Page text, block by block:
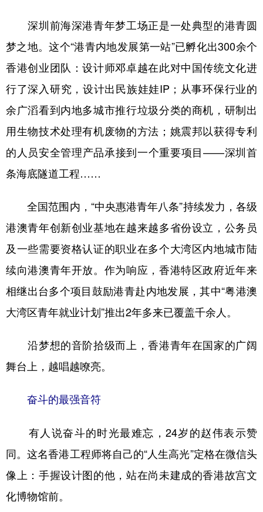
深圳前海深港青年梦工场正是一处典型的港青圆
梦之地。这个“港青内地发展第一站”已孵化出300余个
香港创业团队：设计师邓卓越在此对中国传统文化进
行了深入研究，设计出民族娃娃IP；从事环保行业的
余广滔看到内地多城市推行垃圾分类的商机，研制出
用生物技术处理有机废物的方法；姚震邦以获得专利
的人员安全管理产品承接到一个重要项目——深圳首
条海底隧道工程……
全国范围内，“中央惠港青年八条”持续发力，各级
港澳青年创新创业基地在越来越多省份设立，公务员
及一些需要资格认证的职业在多个大湾区内地城市陆
续向港澳青年开放。作为响应，香港特区政府近年来
相继出台多个项目鼓励港青赴内地发展，其中“粤港澳
大湾区青年就业计划”推出2年多来已覆盖千余人。
沿梦想的音阶拾级而上，香港青年在国家的广阔
舞台上，越唱越嘹亮。
奋斗的最强音符
有人说奋斗的时光最难忘，24岁的赵伟表示赞
同。这名香港工程师将自己的“人生高光”定格在微信头
像上：手握设计图的他，站在尚未建成的香港故宫文
化博物馆前。